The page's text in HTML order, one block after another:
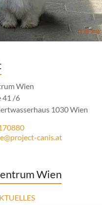
Wien
41 /6
1030 Wien
canis.at
Wien